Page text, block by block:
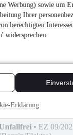
Werbung) sowie um
Ihrer
berechtigten
widersprechen.
Erklärung
AHK schwenkbar
Kuga
¹
ab 194 €
• EZ 09/